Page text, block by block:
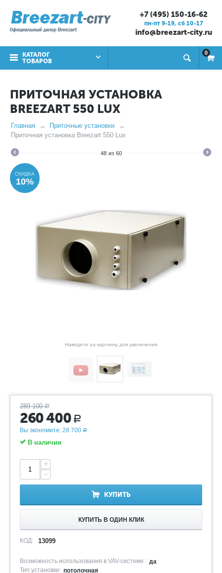
+7 (495) 150-16-62
пн-пт 9-19, cб 10-17
info@breezart-city.ru
КАТАЛОГ
ТОВАРОВ
0
ПРИТОЧНАЯ УСТАНОВКА
BREEZART 550 LUX
Главная
Приточные установки
Приточная установка Breezart 550 Lux
48 из 60
СКИДКА
10%
Наведите на картинку для увеличения
289 100 Р
260 400 Р
Вы экономите: 28 700 Р
В наличии
+
−
КУПИТЬ
КУПИТЬ В ОДИН КЛИК
КОД: 13099
Возможность использования в VAV-системе : да
Тип установки: потолочная